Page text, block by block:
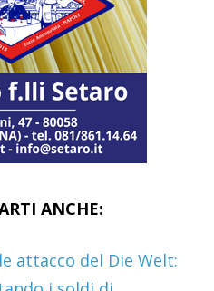
ANCHE:
attacco del Die Welt: